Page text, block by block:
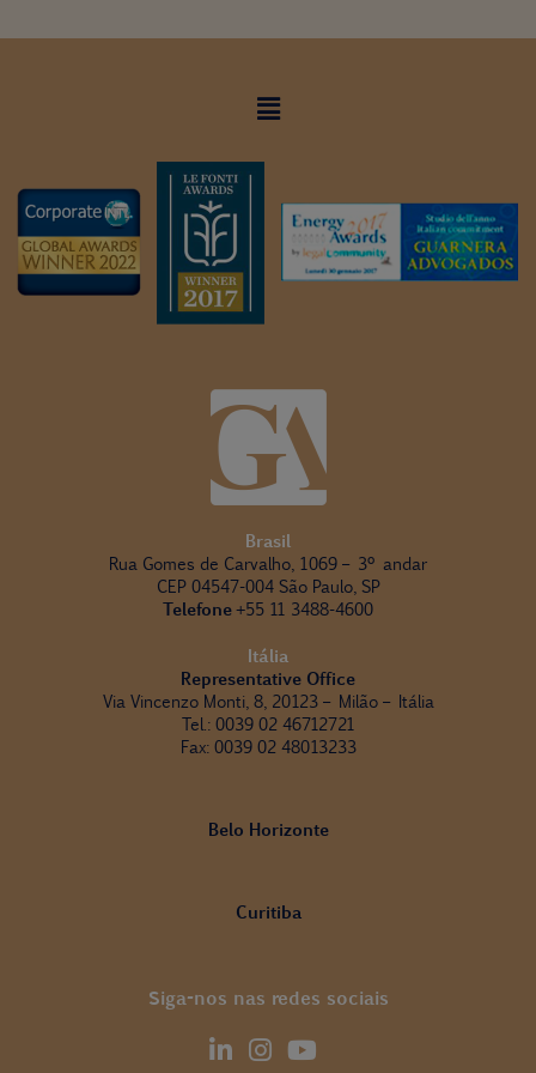
Brasil
Rua Gomes de Carvalho, 1069 – 3º andar
CEP 04547-004 São Paulo, SP
Telefone+55 11 3488-4600
Itália
Representative Office
Via Vincenzo Monti, 8, 20123 – Milão – Itália
Tel.: 0039 02 46712721
Fax: 0039 02 48013233
Belo Horizonte
Curitiba
Siga-nos nas redes sociais